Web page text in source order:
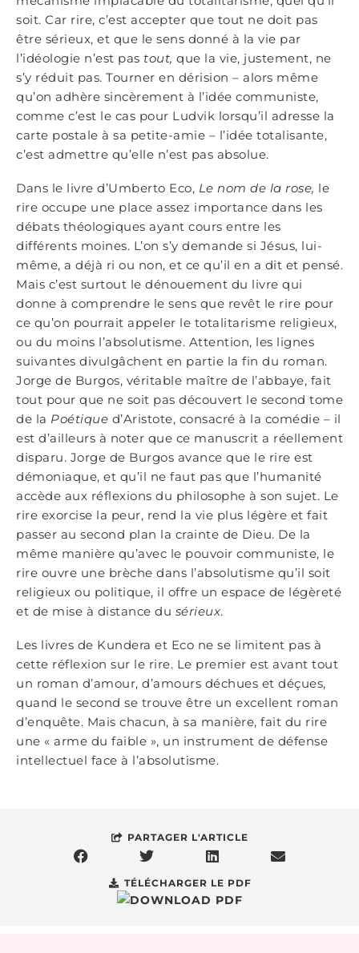
soit. Car rire, c’est accepter que tout ne doit pas
être sérieux, et que le sens donné à la vie par
l’idéologie n’est pas tout, que la vie, justement, ne
s’y réduit pas. Tourner en dérision – alors même
qu’on adhère sincèrement à l’idée communiste,
comme c’est le cas pour Ludvik lorsqu’il adresse la
carte postale à sa petite-amie – l’idée totalisante,
c’est admettre qu’elle n’est pas absolue.
Dans le livre d’Umberto Eco, Le nom de la rose, le
rire occupe une place assez importance dans les
débats théologiques ayant cours entre les
différents moines. L’on s’y demande si Jésus, lui-
même, a déjà ri ou non, et ce qu’il en a dit et pensé.
Mais c’est surtout le dénouement du livre qui
donne à comprendre le sens que revêt le rire pour
ce qu’on pourrait appeler le totalitarisme religieux,
ou du moins l’absolutisme. Attention, les lignes
suivantes divulgâchent en partie la fin du roman.
Jorge de Burgos, véritable maître de l’abbaye, fait
tout pour que ne soit pas découvert le second tome
de la Poétique d’Aristote, consacré à la comédie – il
est d’ailleurs à noter que ce manuscrit a réellement
disparu. Jorge de Burgos avance que le rire est
démoniaque, et qu’il ne faut pas que l’humanité
accède aux réflexions du philosophe à son sujet. Le
rire exorcise la peur, rend la vie plus légère et fait
passer au second plan la crainte de Dieu. De la
même manière qu’avec le pouvoir communiste, le
rire ouvre une brèche dans l’absolutisme qu’il soit
religieux ou politique, il offre un espace de légèreté
et de mise à distance du sérieux.
Les livres de Kundera et Eco ne se limitent pas à
cette réflexion sur le rire. Le premier est avant tout
un roman d’amour, d’amours déchues et déçues,
quand le second se trouve être un excellent roman
d’enquête. Mais chacun, à sa manière, fait du rire
une « arme du faible », un instrument de défense
intellectuel face à l’absolutisme.
PARTAGER L'ARTICLE
TÉLÉCHARGER LE PDF